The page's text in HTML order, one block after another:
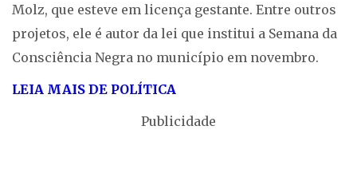
Molz, que esteve em licença gestante. Entre outros
projetos, ele é autor da lei que institui a Semana da
Consciência Negra no município em novembro.
LEIA MAIS DE POLÍTICA
Publicidade